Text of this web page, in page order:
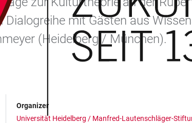
mit Gästen aus
(Heidelberg / München).
Organizer
Universität Heidelberg / Manfred-Lautenschläger-